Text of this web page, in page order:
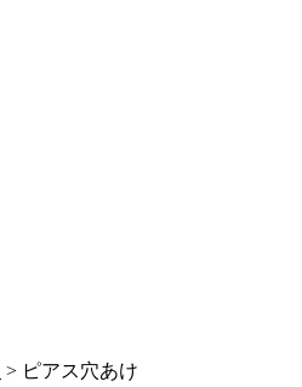
> ピアス穴あけ